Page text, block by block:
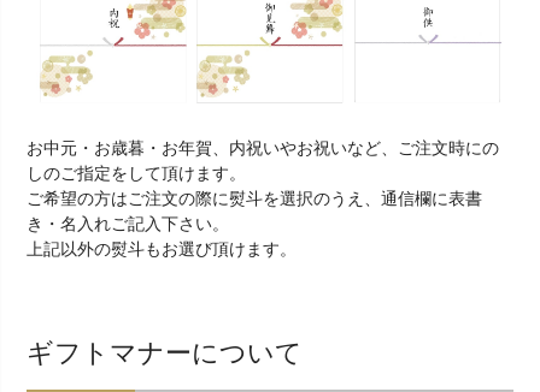
お中元・お歳暮・お年賀、内祝いやお祝いなど、ご注文時にの
しのご指定をして頂けます。
ご希望の方はご注文の際に熨斗を選択のうえ、通信欄に表書
き・名入れご記入下さい。
上記以外の熨斗もお選び頂けます。
ギフトマナーについて